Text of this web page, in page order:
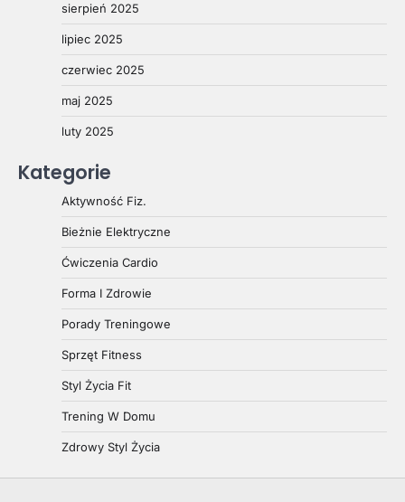
sierpień 2025
lipiec 2025
czerwiec 2025
maj 2025
luty 2025
Kategorie
Aktywność Fiz.
Bieżnie Elektryczne
Ćwiczenia Cardio
Forma I Zdrowie
Porady Treningowe
Sprzęt Fitness
Styl Życia Fit
Trening W Domu
Zdrowy Styl Życia